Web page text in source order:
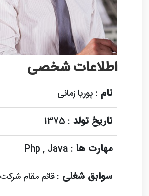
اطلاعات شخصی
نام : پوریا زمانی
تاریخ تولد : 1375
مهارت ها : Php , Java
سوابق شغلی : قائم مقام شرکت